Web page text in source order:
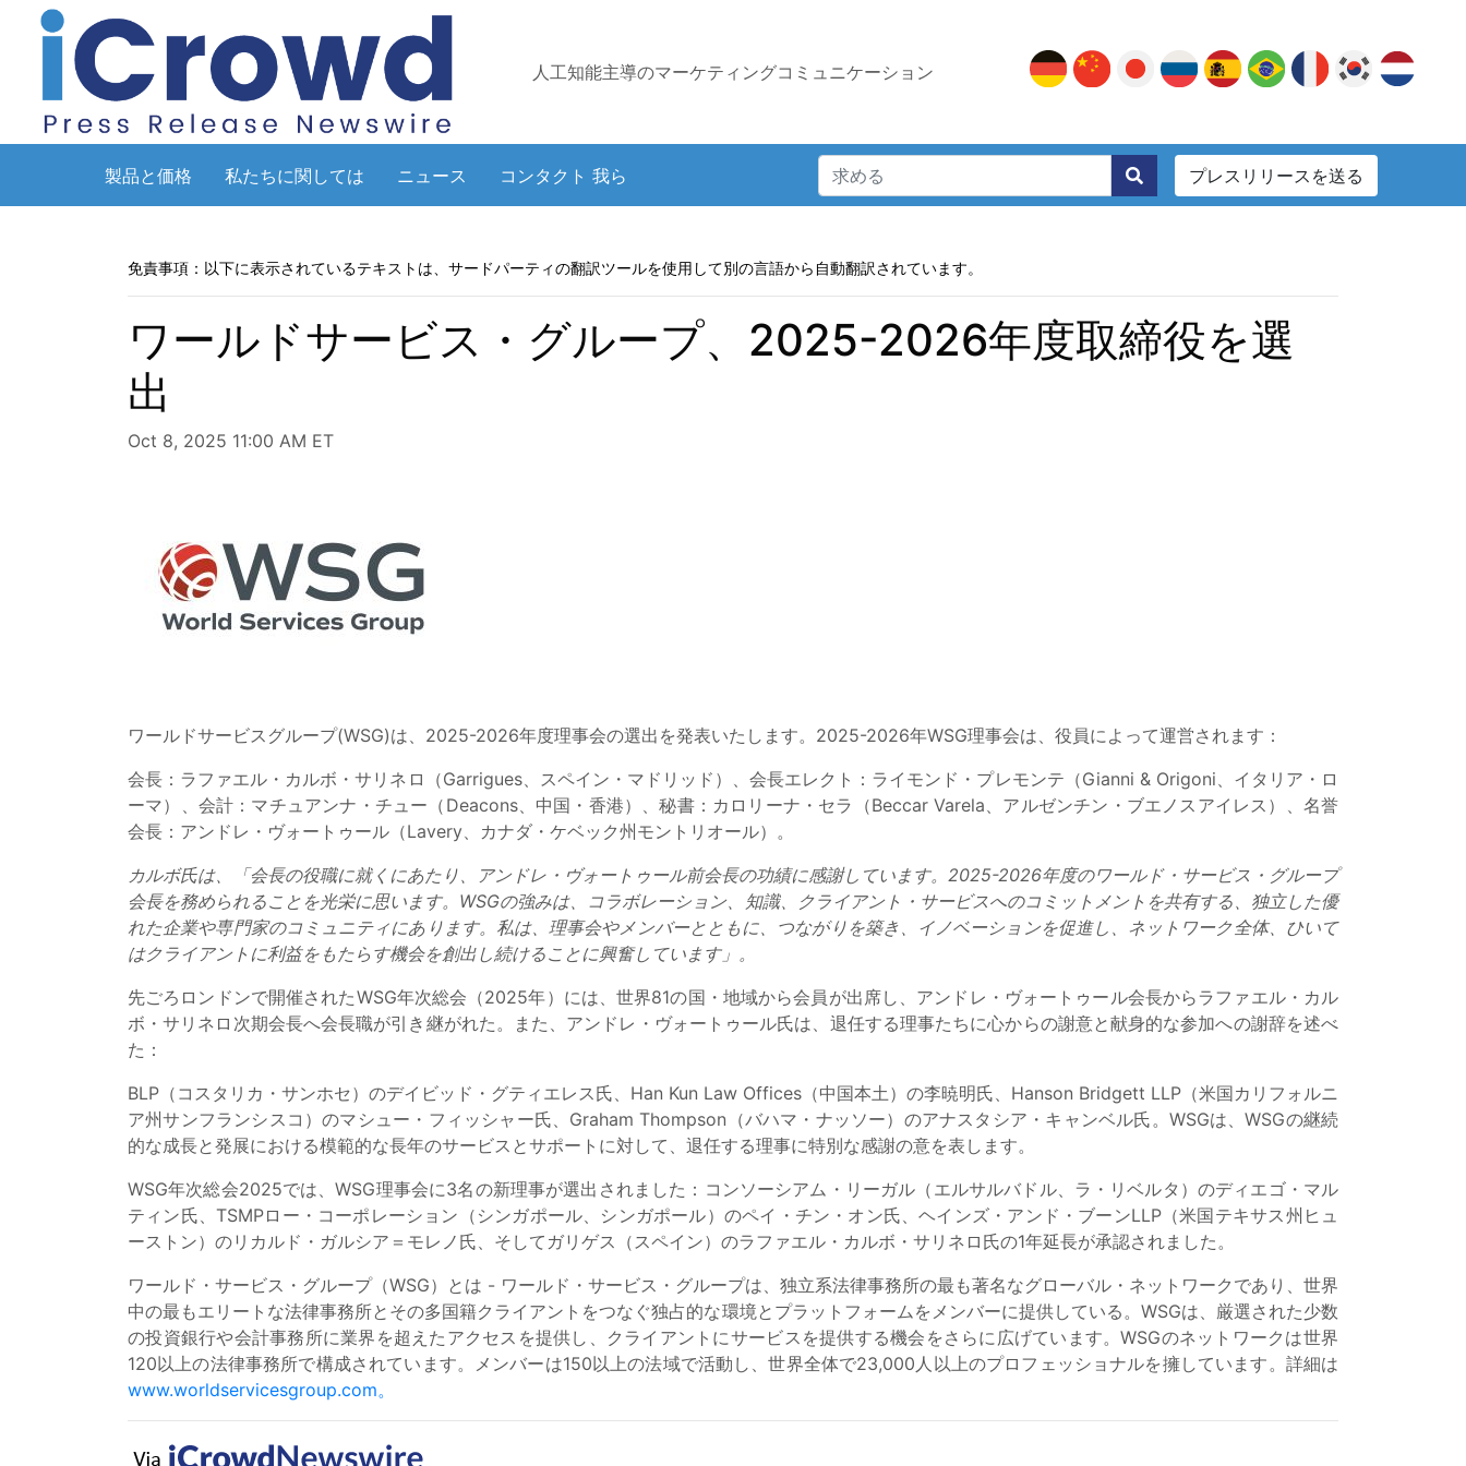
人工知能主導のマーケティングコミュニケーション
製品と価格 私たちに関しては ニュース コンタクト 我ら プレスリリースを送る
免責事項：以下に表示されているテキストは、サードパーティの翻訳ツールを使用して別の言語から自動翻訳されています。
ワールドサービス・グループ、2025-2026年度取締役を選
出
Oct 8, 2025 11:00 AM ET
ワールドサービスグループ(WSG)は、2025-2026年度理事会の選出を発表いたします。2025-2026年WSG理事会は、役員によって運営されます：
会長：ラファエル・カルボ・サリネロ（Garrigues、スペイン・マドリッド）、会長エレクト：ライモンド・プレモンテ（Gianni & Origoni、イタリア・ロ
ーマ）、会計：マチュアンナ・チュー（Deacons、中国・香港）、秘書：カロリーナ・セラ（Beccar Varela、アルゼンチン・ブエノスアイレス）、名誉
会長：アンドレ・ヴォートゥール（Lavery、カナダ・ケベック州モントリオール）。
カルボ氏は、「会長の役職に就くにあたり、アンドレ・ヴォートゥール前会長の功績に感謝しています。2025-2026年度のワールド・サービス・グループ
会長を務められることを光栄に思います。WSGの強みは、コラボレーション、知識、クライアント・サービスへのコミットメントを共有する、独立した優
れた企業や専門家のコミュニティにあります。私は、理事会やメンバーとともに、つながりを築き、イノベーションを促進し、ネットワーク全体、ひいて
はクライアントに利益をもたらす機会を創出し続けることに興奮しています」。
先ごろロンドンで開催されたWSG年次総会（2025年）には、世界81の国・地域から会員が出席し、アンドレ・ヴォートゥール会長からラファエル・カル
ボ・サリネロ次期会長へ会長職が引き継がれた。また、アンドレ・ヴォートゥール氏は、退任する理事たちに心からの謝意と献身的な参加への謝辞を述べ
た：
BLP（コスタリカ・サンホセ）のデイビッド・グティエレス氏、Han Kun Law Offices（中国本土）の李暁明氏、Hanson Bridgett LLP（米国カリフォルニ
ア州サンフランシスコ）のマシュー・フィッシャー氏、Graham Thompson（バハマ・ナッソー）のアナスタシア・キャンベル氏。WSGは、WSGの継続
的な成長と発展における模範的な長年のサービスとサポートに対して、退任する理事に特別な感謝の意を表します。
WSG年次総会2025では、WSG理事会に3名の新理事が選出されました：コンソーシアム・リーガル（エルサルバドル、ラ・リベルタ）のディエゴ・マル
ティン氏、TSMPロー・コーポレーション（シンガポール、シンガポール）のペイ・チン・オン氏、ヘインズ・アンド・ブーンLLP（米国テキサス州ヒュ
ーストン）のリカルド・ガルシア＝モレノ氏、そしてガリゲス（スペイン）のラファエル・カルボ・サリネロ氏の1年延長が承認されました。
ワールド・サービス・グループ（WSG）とは - ワールド・サービス・グループは、独立系法律事務所の最も著名なグローバル・ネットワークであり、世界
中の最もエリートな法律事務所とその多国籍クライアントをつなぐ独占的な環境とプラットフォームをメンバーに提供している。WSGは、厳選された少数
の投資銀行や会計事務所に業界を超えたアクセスを提供し、クライアントにサービスを提供する機会をさらに広げています。WSGのネットワークは世界
120以上の法律事務所で構成されています。メンバーは150以上の法域で活動し、世界全体で23,000人以上のプロフェッショナルを擁しています。詳細は
www.worldservicesgroup.com。